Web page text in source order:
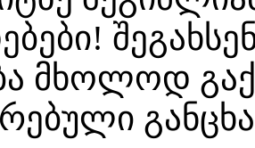
მხოლოდ